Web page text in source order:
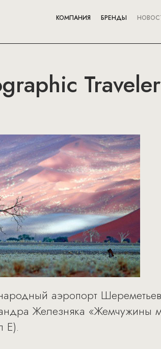
КОМПАНИЯ БРЕНДЫ
Traveler
аэропорт
Железняка «Жемчужины
Е).